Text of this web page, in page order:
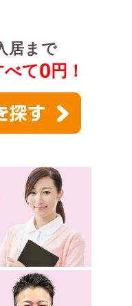
居まで
べて0 円！